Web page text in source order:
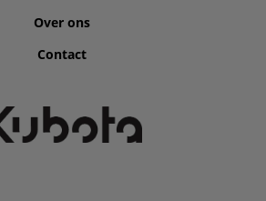
Over ons
Contact